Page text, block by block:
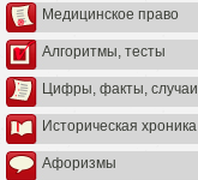
Медицинское право
Алгоритмы, тесты
Цифры, факты, случаи
Историческая хроника
Афоризмы